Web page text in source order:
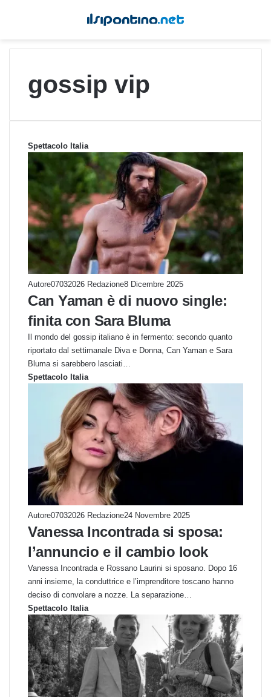
gossip vip
Spettacolo Italia
Autore07032026 Redazione8 Dicembre 2025
Can Yaman è di nuovo single:
finita con Sara Bluma
Il mondo del gossip italiano è in fermento: secondo quanto
riportato dal settimanale Diva e Donna, Can Yaman e Sara
Bluma si sarebbero lasciati…
Spettacolo Italia
Autore07032026 Redazione24 Novembre 2025
Vanessa Incontrada si sposa:
l’annuncio e il cambio look
Vanessa Incontrada e Rossano Laurini si sposano. Dopo 16
anni insieme, la conduttrice e l’imprenditore toscano hanno
deciso di convolare a nozze. La separazione…
Spettacolo Italia